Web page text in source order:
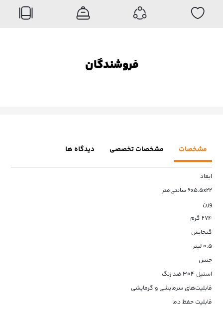
فروشندگان
مشخصات مشخصات تخصصی دیدگاه ها
ابعاد
۶x۵.۵x۲۲ سانتی‌متر
وزن
۲۷۴ گرم
گنجایش
۰.۵ لیتر
جنس
استیل ۳۰۴ ضد زنگ
قابلیت‌های سرمایشی و گرمایشی
قابلیت حفظ دما